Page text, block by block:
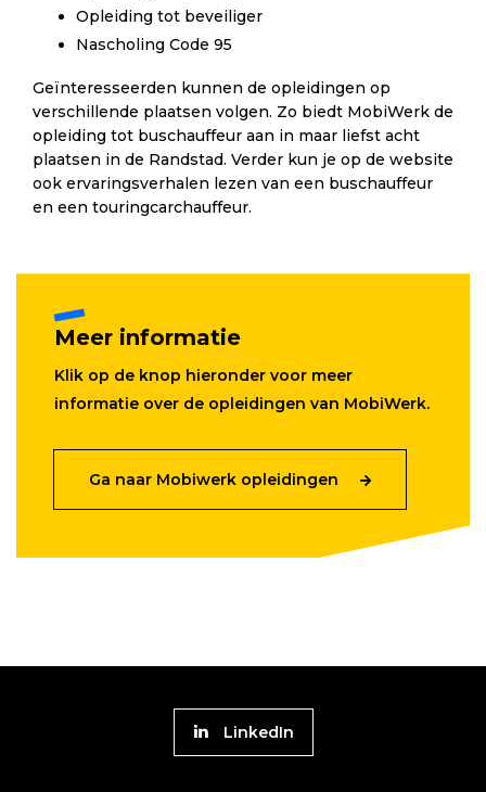
Opleiding tot beveiliger
Nascholing Code 95
Geïnteresseerden kunnen de opleidingen op
verschillende plaatsen volgen. Zo biedt MobiWerk de
opleiding tot buschauffeur aan in maar liefst acht
plaatsen in de Randstad. Verder kun je op de website
ook ervaringsverhalen lezen van een buschauffeur
en een touringcarchauffeur.
Meer informatie
Klik op de knop hieronder voor meer
informatie over de opleidingen van MobiWerk.
Ga naar Mobiwerk opleidingen
Volg
Platform
LinkedIn